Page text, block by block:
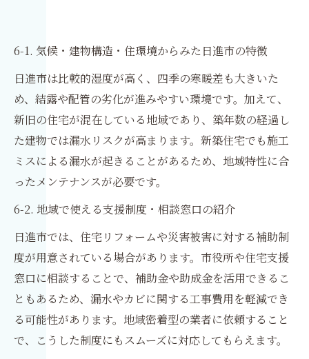
6-1. 気候・建物構造・住環境からみた日進市の特徴
日進市は比較的湿度が高く、四季の寒暖差も大きいた
め、結露や配管の劣化が進みやすい環境です。加えて、
新旧の住宅が混在している地域であり、築年数の経過し
た建物では漏水リスクが高まります。新築住宅でも施工
ミスによる漏水が起きることがあるため、地域特性に合
ったメンテナンスが必要です。
6-2. 地域で使える支援制度・相談窓口の紹介
日進市では、住宅リフォームや災害被害に対する補助制
度が用意されている場合があります。市役所や住宅支援
窓口に相談することで、補助金や助成金を活用できるこ
ともあるため、漏水やカビに関する工事費用を軽減でき
る可能性があります。地域密着型の業者に依頼すること
で、こうした制度にもスムーズに対応してもらえます。